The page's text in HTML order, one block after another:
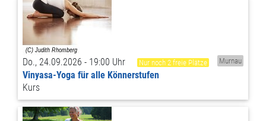
Do., 24.09.2026 - 19:00 Uhr Nur noch 2 freie Plätze Murnau
Vinyasa-Yoga für alle Könnerstufen
Kurs